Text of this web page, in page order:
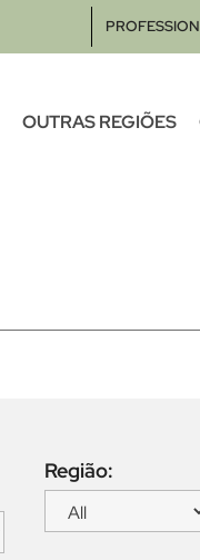
OUTRAS REGIÕES
Região: